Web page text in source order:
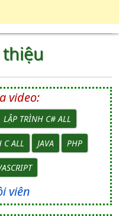
thiệu
video:
LẬP TRÌNH C# ALL
C ALL JAVA PHP
viên